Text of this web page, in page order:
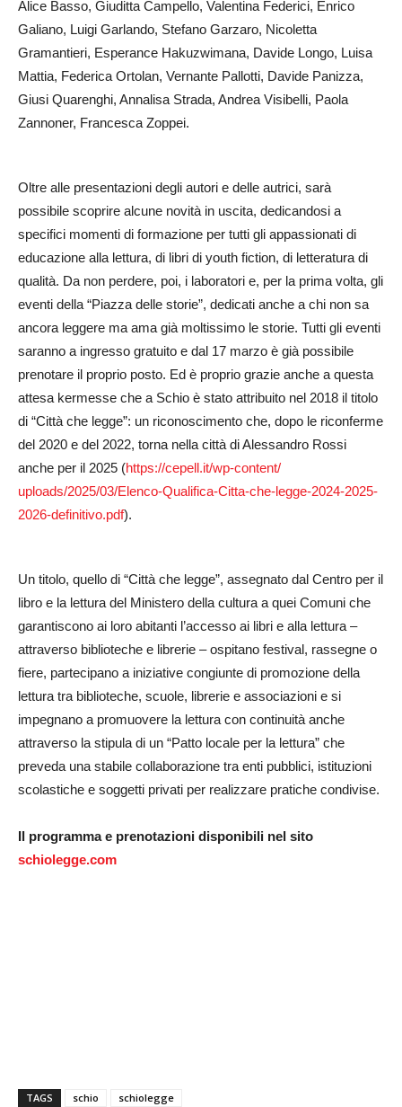
Alice Basso, Giuditta Campello, Valentina Federici, Enrico
Galiano, Luigi Garlando, Stefano Garzaro, Nicoletta
Gramantieri, Esperance Hakuzwimana, Davide Longo, Luisa
Mattia, Federica Ortolan, Vernante Pallotti, Davide Panizza,
Giusi Quarenghi, Annalisa Strada, Andrea Visibelli, Paola
Zannoner, Francesca Zoppei.
Oltre alle presentazioni degli autori e delle autrici, sarà
possibile scoprire alcune novità in uscita, dedicandosi a
specifici momenti di formazione per tutti gli appassionati di
educazione alla lettura, di libri di youth fiction, di letteratura di
qualità. Da non perdere, poi, i laboratori e, per la prima volta, gli
eventi della “Piazza delle storie”, dedicati anche a chi non sa
ancora leggere ma ama già moltissimo le storie. Tutti gli eventi
saranno a ingresso gratuito e dal 17 marzo è già possibile
prenotare il proprio posto. Ed è proprio grazie anche a questa
attesa kermesse che a Schio è stato attribuito nel 2018 il titolo
di “Città che legge”: un riconoscimento che, dopo le riconferme
del 2020 e del 2022, torna nella città di Alessandro Rossi
anche per il 2025 (https://cepell.it/wp-content/
uploads/2025/03/Elenco-Qualifica-Citta-che-legge-2024-2025-
2026-definitivo.pdf).
Un titolo, quello di “Città che legge”, assegnato dal Centro per il
libro e la lettura del Ministero della cultura a quei Comuni che
garantiscono ai loro abitanti l’accesso ai libri e alla lettura –
attraverso biblioteche e librerie – ospitano festival, rassegne o
fiere, partecipano a iniziative congiunte di promozione della
lettura tra biblioteche, scuole, librerie e associazioni e si
impegnano a promuovere la lettura con continuità anche
attraverso la stipula di un “Patto locale per la lettura” che
preveda una stabile collaborazione tra enti pubblici, istituzioni
scolastiche e soggetti privati per realizzare pratiche condivise.
Il programma e prenotazioni disponibili nel sito
schiolegge.com
TAGS schio schiolegge